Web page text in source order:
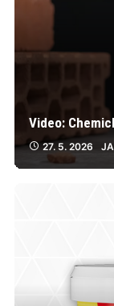
Video:
27. 5. 2026